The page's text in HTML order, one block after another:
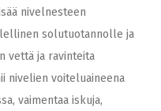
nivelnesteen
solutuotannolle ja
vettä ja ravinteita
nivelien voiteluaineena
vaimentaa iskuja,